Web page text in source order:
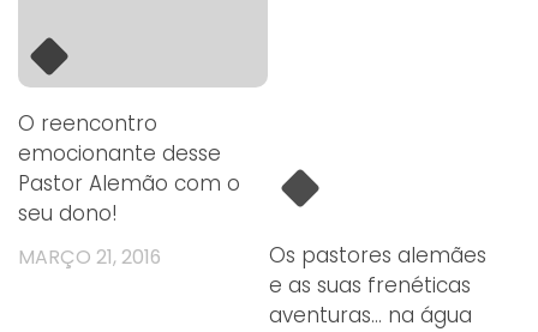
O reencontro
emocionante desse
Pastor Alemão com o
seu dono!
MARÇO 21, 2016
Os pastores alemães
e as suas frenéticas
aventuras… na água